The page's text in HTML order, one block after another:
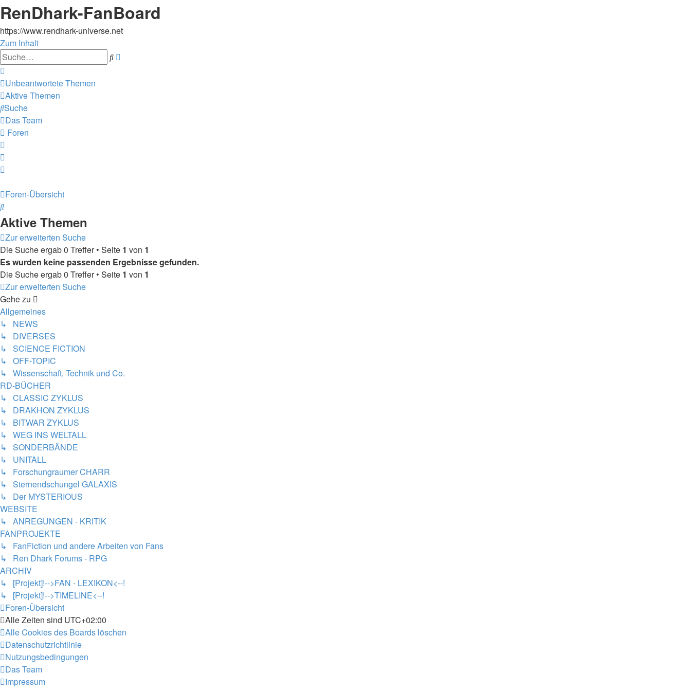
RenDhark-FanBoard
https://www.rendhark-universe.net
Zum Inhalt
Suche
Unbeantwortete Themen
Aktive Themen
Suche
Das Team
Foren
Foren-Übersicht
Suche
Aktive Themen
Zur erweiterten Suche
Die Suche ergab 0 Treffer • Seite 1 von 1
Es wurden keine passenden Ergebnisse gefunden.
Die Suche ergab 0 Treffer • Seite 1 von 1
Zur erweiterten Suche
Gehe zu
Allgemeines
↳ NEWS
↳ DIVERSES
↳ SCIENCE FICTION
↳ OFF-TOPIC
↳ Wissenschaft, Technik und Co.
RD-BÜCHER
↳ CLASSIC ZYKLUS
↳ DRAKHON ZYKLUS
↳ BITWAR ZYKLUS
↳ WEG INS WELTALL
↳ SONDERBÄNDE
↳ UNITALL
↳ Forschungraumer CHARR
↳ Sternendschungel GALAXIS
↳ Der MYSTERIOUS
WEBSITE
↳ ANREGUNGEN - KRITIK
FANPROJEKTE
↳ FanFiction und andere Arbeiten von Fans
↳ Ren Dhark Forums - RPG
ARCHIV
↳ [Projekt]!-->FAN - LEXIKON<--!
↳ [Projekt]!-->TIMELINE<--!
Foren-Übersicht
Alle Zeiten sind UTC+02:00
Alle Cookies des Boards löschen
Datenschutzrichtlinie
Nutzungsbedingungen
Das Team
Impressum